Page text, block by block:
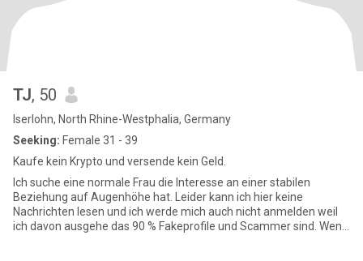
TJ, 50
Iserlohn, North Rhine-Westphalia, Germany
Seeking: Female 31 - 39
Kaufe kein Krypto und versende kein Geld.
Ich suche eine normale Frau die Interesse an einer stabilen
Beziehung auf Augenhöhe hat. Leider kann ich hier keine
Nachrichten lesen und ich werde mich auch nicht anmelden weil
ich davon ausgehe das 90 % Fakeprofile und Scammer sind. Wenn